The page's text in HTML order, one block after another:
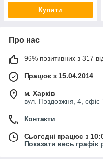
Купити
Про нас
96% позитивних з 317
Працює з 15.04.2014
м. Харків
вул. Поздовжня, 4, офіс
Контакти
Сьогодні працює з
Показати весь графік